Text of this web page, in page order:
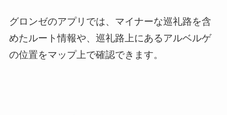
グロンゼのアプリでは、マイナーな巡礼路を含
めたルート情報や、巡礼路上にあるアルベルゲ
の位置をマップ上で確認できます。